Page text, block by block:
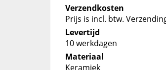
Verzendkosten
Prijs is incl. btw.
Levertijd
10 werkdagen
Materiaal
Keramiek